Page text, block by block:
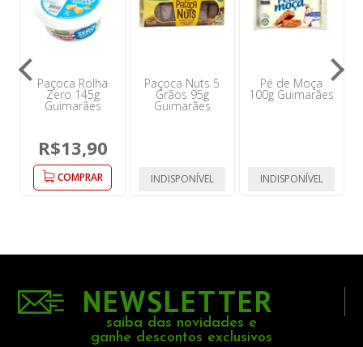
Paçoca Rolha
Zero 145g
Guimarães
R$13,90
COMPRAR
Paçoca Nuts 5
Grãos 95g
Guimarães
INDISPONÍVEL
Pé de Moça
100g Guimarães
INDISPONÍVEL
NEWSLETTER
saiba das novidades e
ganhe descontos exclusivos